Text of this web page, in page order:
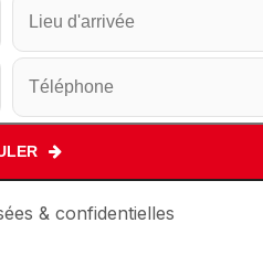
& confidentielles